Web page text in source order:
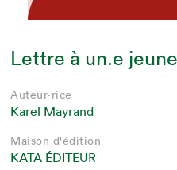
Lettre à un.e
Auteur·rice
Karel Mayrand
Maison d'édition
KATA ÉDITEUR